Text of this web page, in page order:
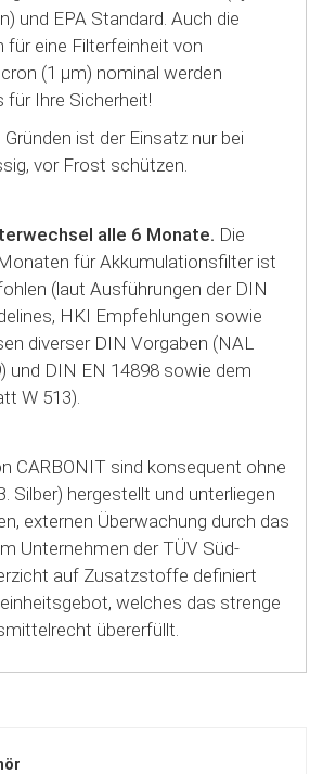
und EPA Standard. Auch die
für eine Filterfeinheit von
(1 µm) nominal werden
für Ihre Sicherheit!
ist der Einsatz nur bei
vor Frost schützen.
alle 6 Monate. Die
für Akkumulationsfilter ist
(laut Ausführungen der DIN
HKI Empfehlungen sowie
diverser DIN Vorgaben (NAL
und DIN EN 14898 sowie dem
W 513).
CARBONIT sind konsequent ohne
Silber) hergestellt und unterliegen
externen Überwachung durch das
Unternehmen der TÜV Süd-
auf Zusatzstoffe definiert
welches das strenge
übererfüllt.